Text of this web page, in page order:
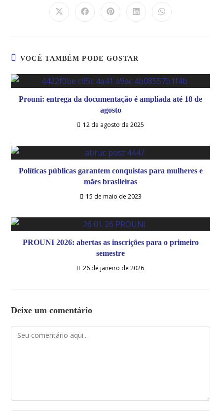
VOCÊ TAMBÉM PODE GOSTAR
Prouni: entrega da documentação é ampliada até 18 de
agosto
12 de agosto de 2025
Políticas públicas garantem conquistas para mulheres e
mães brasileiras
15 de maio de 2023
PROUNI 2026: abertas as inscrições para o primeiro
semestre
26 de janeiro de 2026
Deixe um comentário